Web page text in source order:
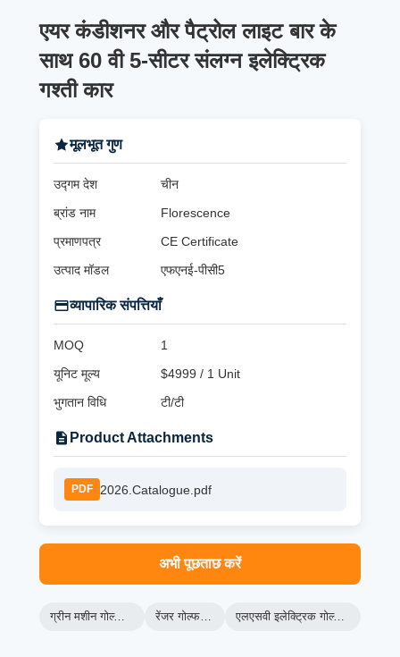
एयर कंडीशनर और पैट्रोल लाइट बार के
साथ 60 वी 5-सीटर संलग्न इलेक्ट्रिक
गश्ती कार
मूलभूत गुण
उद्गम देश
चीन
ब्रांड नाम
Florescence
प्रमाणपत्र
CE Certificate
उत्पाद मॉडल
एफएनई-पीसी5
व्यापारिक संपत्तियाँ
MOQ
1
यूनिट मूल्य
$4999 / 1 Unit
भुगतान विधि
टी/टी
Product Attachments
PDF 2026.Catalogue.pdf
अभी पूछताछ करें
ग्रीन मशीन गोल्फ कार्ट रेंजर गोल्फ कार्ट एलएसवी इलेक्ट्रिक गोल्फ कार्ट